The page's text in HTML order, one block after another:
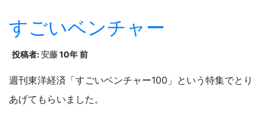
すごいベンチャー
投稿者:安藤10年 前
週刊東洋経済「すごいベンチャー100」という特集でとり
あげてもらいました。